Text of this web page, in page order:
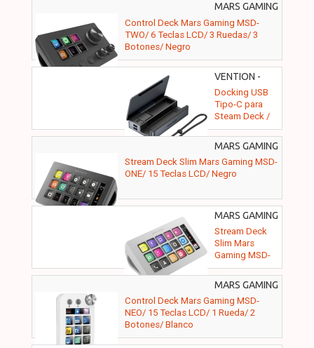
MARS GAMING
- MSDTWO
Control Deck Mars Gaming MSD-
TWO/ 6 Teclas LCD/ 3 Ruedas/ 3
Botones/ Negro
VENTION -
TPZH0
Docking USB
Tipo-C para
Steam Deck /
Switch Vention
TPZH0/
2xHDMI 4K/
3xUSB/ 1xUSB
Tipo-C/ 1xUSB
1xRJ45/
1xLector
MARS GAMING
- MSDONE
Stream Deck Slim Mars Gaming MSD-
ONE/ 15 Teclas LCD/ Negro
MARS GAMING
- MSDONEW
Stream Deck
Slim Mars
Gaming MSD-
ONE/ 15 Teclas
LCD/ Blanco
MARS GAMING
- MSDNEOW
Control Deck Mars Gaming MSD-
NEO/ 15 Teclas LCD/ 1 Rueda/ 2
Botones/ Blanco